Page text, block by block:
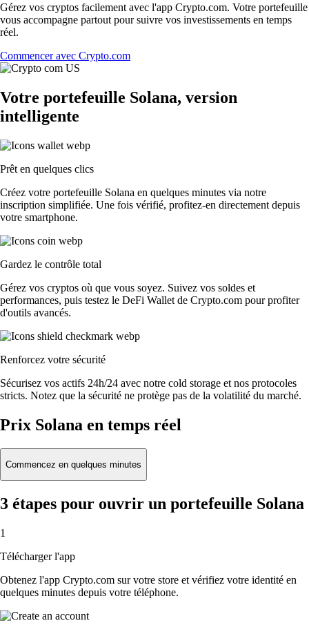
Gérez vos cryptos facilement avec l'app Crypto.com. Votre portefeuille
vous accompagne partout pour suivre vos investissements en temps
réel.
Commencer avec Crypto.com
Votre portefeuille Solana, version
intelligente
Prêt en quelques clics
Créez votre portefeuille Solana en quelques minutes via notre
inscription simplifiée. Une fois vérifié, profitez-en directement depuis
votre smartphone.
Gardez le contrôle total
Gérez vos cryptos où que vous soyez. Suivez vos soldes et
performances, puis testez le DeFi Wallet de Crypto.com pour profiter
d'outils avancés.
Renforcez votre sécurité
Sécurisez vos actifs 24h/24 avec notre cold storage et nos protocoles
stricts. Notez que la sécurité ne protège pas de la volatilité du marché.
Prix Solana en temps réel
Commencez en quelques minutes
3 étapes pour ouvrir un portefeuille Solana
1
Télécharger l'app
Obtenez l'app Crypto.com sur votre store et vérifiez votre identité en
quelques minutes depuis votre téléphone.